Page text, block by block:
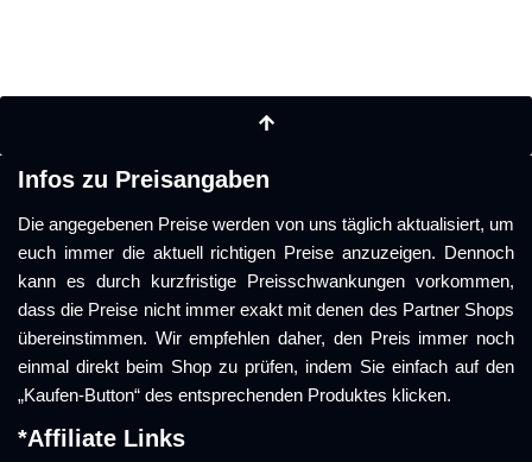
Infos zu Preisangaben
Die angegebenen Preise werden von uns täglich aktualisiert, um
euch immer die aktuell richtigen Preise anzuzeigen. Dennoch
kann es durch kurzfristige Preisschwankungen vorkommen,
dass die Preise nicht immer exakt mit denen des Partner Shops
übereinstimmen. Wir empfehlen daher, den Preis immer noch
einmal direkt beim Shop zu prüfen, indem Sie einfach auf den
„Kaufen-Button“ des entsprechenden Produktes klicken.
*Affiliate Links